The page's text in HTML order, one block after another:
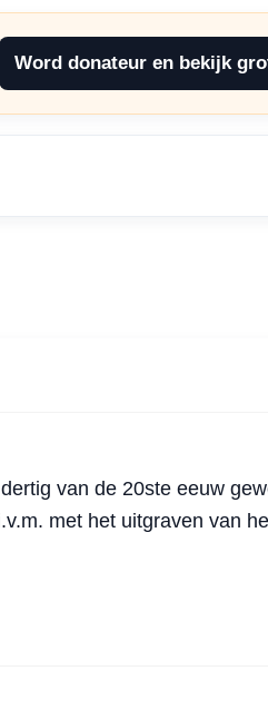
Word donateur en bekijk
van de 20ste eeuw
met het uitgraven van